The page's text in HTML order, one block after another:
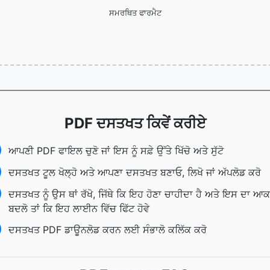
ਸਮਰਥਿਤ ਫਾਰਮੈਟ
PDF ਦਸਤਖਤ ਕਿਵੇਂ ਕਰੀਏ
ਆਪਣੀ PDF ਫਾਇਲ ਚੁਣੋ ਜਾਂ ਇਸ ਨੂੰ ਸਫ਼ੇ ਉੱਤੇ ਖਿੱਚੋ ਅਤੇ ਸੁੱਟੋ
ਦਸਤਖਤ ਟੂਲ ਖੋਲ੍ਹੋ ਅਤੇ ਆਪਣਾ ਦਸਤਖਤ ਬਣਾਓ, ਲਿਖੋ ਜਾਂ ਅੱਪਲੋਡ ਕਰੋ
ਦਸਤਖਤ ਨੂੰ ਉਸ ਥਾਂ ਰੱਖੋ, ਜਿੱਥੇ ਕਿ ਇਹ ਹੋਣਾ ਚਾਹੀਦਾ ਹੈ ਅਤੇ ਇਸ ਦਾ
ਬਦਲੋ ਤਾਂ ਕਿ ਇਹ ਲਾਈਨ ਵਿੱਚ ਫਿੱਟ ਹੋਵੇ
ਦਸਤਖਤ PDF ਡਾਊਨਲੋਡ ਕਰਨ ਲਈ ਸੰਭਾਲੋ ਕਲਿੱਕ ਕਰੋ